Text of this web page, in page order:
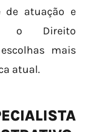
de atuação e
o Direito
mais
atual.